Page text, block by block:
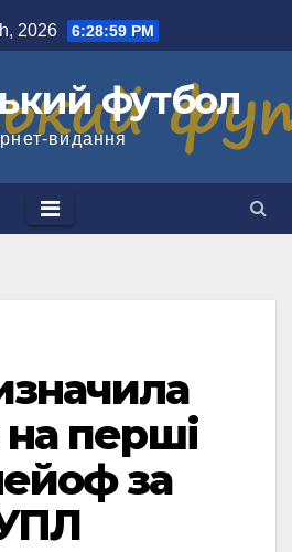
2026 6:29:00 PM
футбол
видання
на перші
за